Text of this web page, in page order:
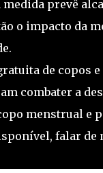
prevê
o impacto da
de copos
combater a
menstrual e
falar de